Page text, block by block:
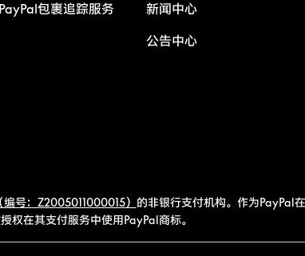
PayPal包裹追踪服务
新闻中心
公告中心
号：Z2005011000015） 的非银行支付机构。作为PayPal
权在其支付服务中使用PayPal商标。